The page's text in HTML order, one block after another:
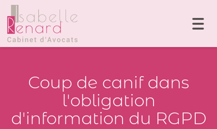
Coup de canif dans
l'obligation
d'information du RGPD